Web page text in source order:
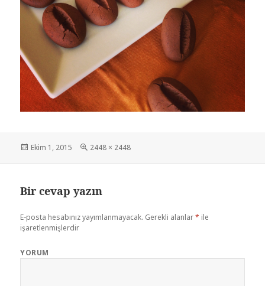
Yayın
Ekim 1, 2015
Tam
2448 × 2448
Bir cevap yazın
E-posta hesabınız yayımlanmayacak. Gerekli alanlar* ile
işaretlenmişlerdir
YORUM